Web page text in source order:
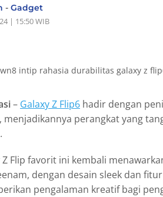
- Gadget
| 15:50 WIB
– Galaxy Z Flip6 hadir dengan
menjadikannya perangkat yang
Z Flip favorit ini kembali
dengan desain sleek dan
pengalaman kreatif bagi